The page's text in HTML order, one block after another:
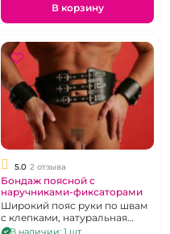
В корзину
5.0 2 отзыва
Бондаж поясной с
наручниками-фиксаторами
Широкий пояс руки по швам
с клепками, натуральная
кожа
В наличии: 1 шт.